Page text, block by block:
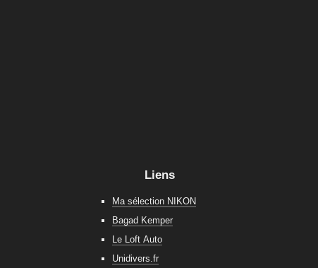
Liens
Ma sélection NIKON
Bagad Kemper
Le Loft Auto
Unidivers.fr